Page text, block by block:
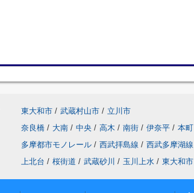
東大和市 / 武蔵村山市 / 立川市
奈良橋 / 大南 / 中央 / 高木 / 南街 / 伊奈平 / 本町
多摩都市モノレール / 西武拝島線 / 西武多摩湖線
上北台 / 桜街道 / 武蔵砂川 / 玉川上水 / 東大和市